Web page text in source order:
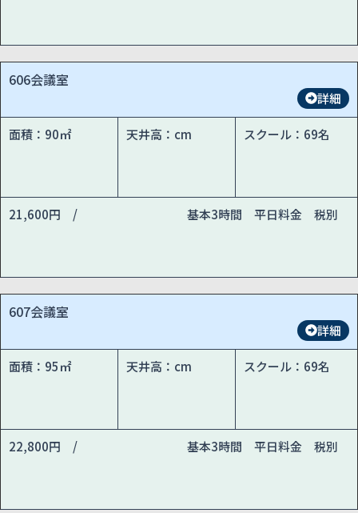
606会議室
詳細
面積：90㎡ 天井高：cm スクール：69名
21,600円 / 基本3時間 平日料金 税別
607会議室
詳細
面積：95㎡ 天井高：cm スクール：69名
22,800円 / 基本3時間 平日料金 税別